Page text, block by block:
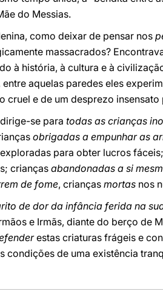
do Messias.
como deixar de pensar nos
massacrados?
à história, à cultura e à
aquelas paredes eles
cruel e de um desprezo insensato
se para todas as crianças
obrigadas a empunhar as
exploradas para obter lucros
crianças abandonadas a si
de fome, crianças mortas nos
de dor da infância ferida na
e Irmãs, diante do berço de
estas criaturas frágeis e
condições de uma existência